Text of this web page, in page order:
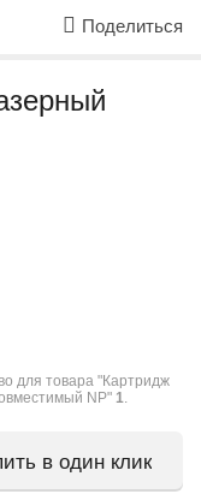
Поделиться
для товара "Картридж
NP" 1.
в один клик